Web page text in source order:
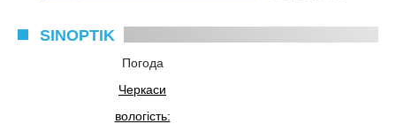
SINOPTIK
Погода
Черкаси
вологість: